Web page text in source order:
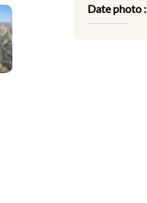
Date photo :